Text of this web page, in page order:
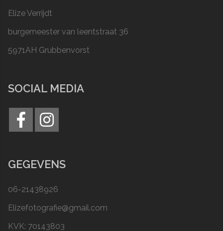
Elize Verrijdt
burgemeester van leentstraat 36
5971AH Grubbenvorst
SOCIAL MEDIA
GEGEVENS
06-21438926
Elizefotografie@gmail.com
KVK: 70143803